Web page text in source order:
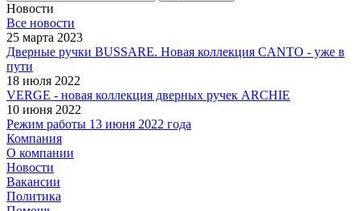
Новости
Все новости
25 марта 2023
Дверные ручки BUSSARE. Новая коллекция CANTO - уже в
пути
18 июля 2022
VERGE - новая коллекция дверных ручек ARCHIE
10 июня 2022
Режим работы 13 июня 2022 года
Компания
О компании
Новости
Вакансии
Политика